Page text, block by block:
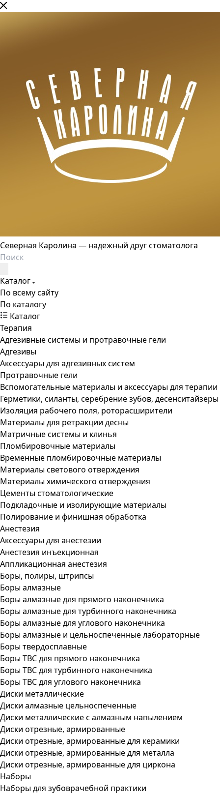
Северная Каролина — надежный друг стоматолога
Каталог
По всему сайту
По каталогу
Каталог
Терапия
Адгезивные системы и протравочные гели
Адгезивы
Аксессуары для адгезивных систем
Протравочные гели
Вспомогательные материалы и аксессуары для терапии
Герметики, силанты, серебрение зубов, десенситайзеры
Изоляция рабочего поля, роторасширители
Материалы для ретракции десны
Матричные системы и клинья
Пломбировочные материалы
Временные пломбировочные материалы
Материалы светового отверждения
Материалы химического отверждения
Цементы стоматологические
Подкладочные и изолирующие материалы
Полирование и финишная обработка
Анестезия
Аксессуары для анестезии
Анестезия инъекционная
Аппликационная анестезия
Боры, полиры, штрипсы
Боры алмазные
Боры алмазные для прямого наконечника
Боры алмазные для турбинного наконечника
Боры алмазные для углового наконечника
Боры алмазные и цельноспеченные лабораторные
Боры твердосплавные
Боры ТВС для прямого наконечника
Боры ТВС для турбинного наконечника
Боры ТВС для углового наконечника
Диски металлические
Диски алмазные цельноспеченные
Диски металлические с алмазным напылением
Диски отрезные, армированные
Диски отрезные, армированные для керамики
Диски отрезные, армированные для металла
Диски отрезные, армированные для циркона
Наборы
Наборы для зубоврачебной практики